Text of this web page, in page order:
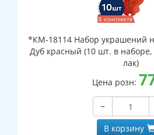
*КМ-18114 Набор украшений
Дуб красный (10 шт. в наборе,
лак)
Цена розн:
−
В корзину